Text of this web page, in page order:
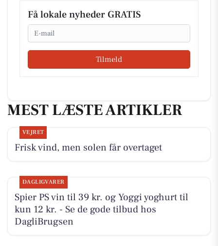
Få lokale nyheder GRATIS
Email
Tilmeld
MEST LÆSTE ARTIKLER
VEJRET
Frisk vind, men solen får overtaget
DAGLIGVARER
Spier PS vin til 39 kr. og Yoggi yoghurt til
kun 12 kr. - Se de gode tilbud hos
DagliBrugsen